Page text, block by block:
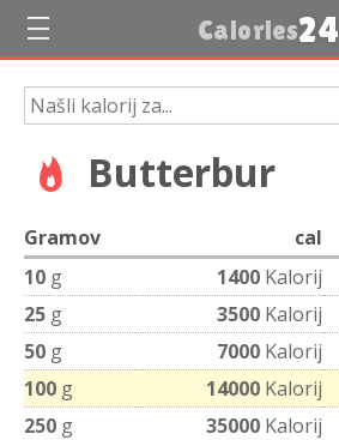
Calories24
Butterbur
Gramov cal
10 g 1400 Kalorij
25 g 3500 Kalorij
50 g 7000 Kalorij
100 g 14000 Kalorij
250 g 35000 Kalorij